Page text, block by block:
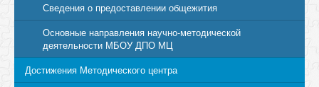
Сведения о предоставлении общежития
Основные направления научно-методической
деятельности МБОУ ДПО МЦ
Достижения Методического центра